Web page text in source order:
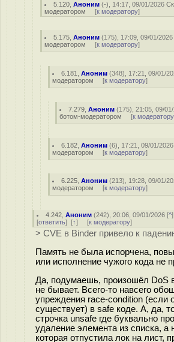
5.120 ,Аноним (-), 14:17, 09/01/2026
модератором [к модератору]
5.175 ,Аноним (175), 17:09, 09/01/
модератором [к модератору]
6.181 ,Аноним (348), 17:21, 09/01/
модератором [к модератору]
7.279 ,Аноним (175), 21:05, 09/
ботом-модератором [к модератору
6.182 ,Аноним (6), 17:21, 09/01/
модератором [к модератору]
6.225 ,Аноним (213), 19:28, 09/01/
модератором [к модератору]
4.242 ,Аноним (242), 20:06, 09/01/2026 [^
[ответить] [↑] [к модератору]
> CVE в Binder привело к
Память не была испорчена,
или исполнение чужого кода не
Да, подумаешь, произошёл DoS
не бывает. Всего-то навсего
упреждения race-condition (если
существует) в safe коде. А, да,
строчка unsafe где буквально
удаление элемента из списка, а
которая отпустила лок на лист,